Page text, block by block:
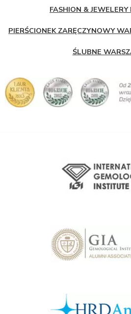
FASHION &
PIERŚCIONEK ZARĘCZYNOWY
ŚLUBNE